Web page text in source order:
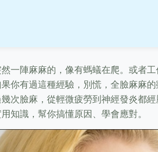
一陣麻麻的，像有螞蟻在爬。或者
你有過這種經驗，別慌，全臉麻麻
次臉麻，從輕微疲勞到神經發炎都
知識，幫你搞懂原因、學會應對。